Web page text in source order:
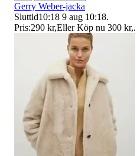
Gerry Weber-jacka
Sluttid10:18 9 aug 10:18.
Pris:290 kr,Eller Köp nu 300 kr,.